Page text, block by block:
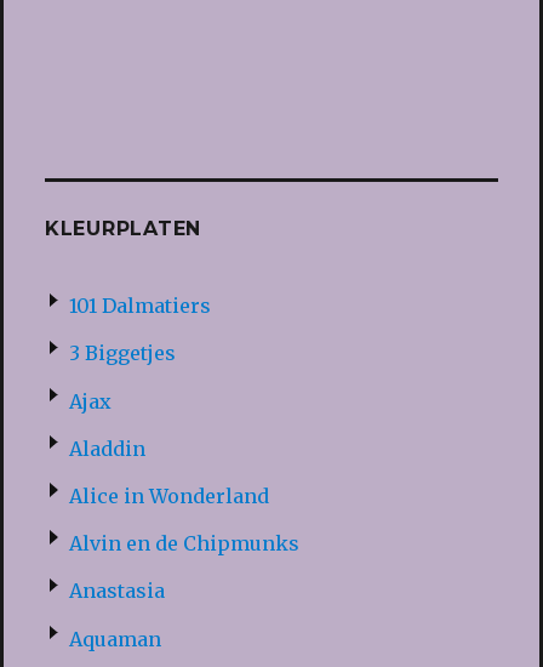
KLEURPLATEN
101 Dalmatiers
3 Biggetjes
Ajax
Aladdin
Alice in Wonderland
Alvin en de Chipmunks
Anastasia
Aquaman